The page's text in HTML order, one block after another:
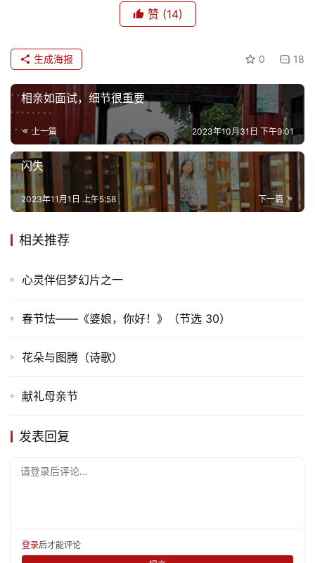
页
赞 (14)
0 18
生成海报
相亲如面试，细节很重要
上一篇 2023年10月31日 下午9:01
闪失
下一篇
2023年11月1日 上午5:58
相关推荐
心灵伴侣梦幻片之一
春节怯——《婆娘，你好！》（节选 30）
花朵与图腾（诗歌）
献礼母亲节
发表回复
请登录后评论...
登录后才能评论